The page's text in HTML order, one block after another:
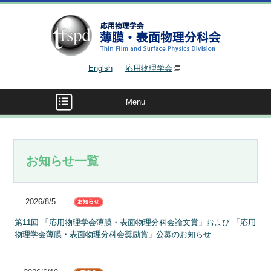
Englsh｜ 応用物理学会
Menu
お知らせ一覧
2026/8/5
第11回 「応用物理学会薄膜・表面物理分科会論文賞」および 「応用
物理学会薄膜・表面物理分科会奨励賞」公募のお知らせ